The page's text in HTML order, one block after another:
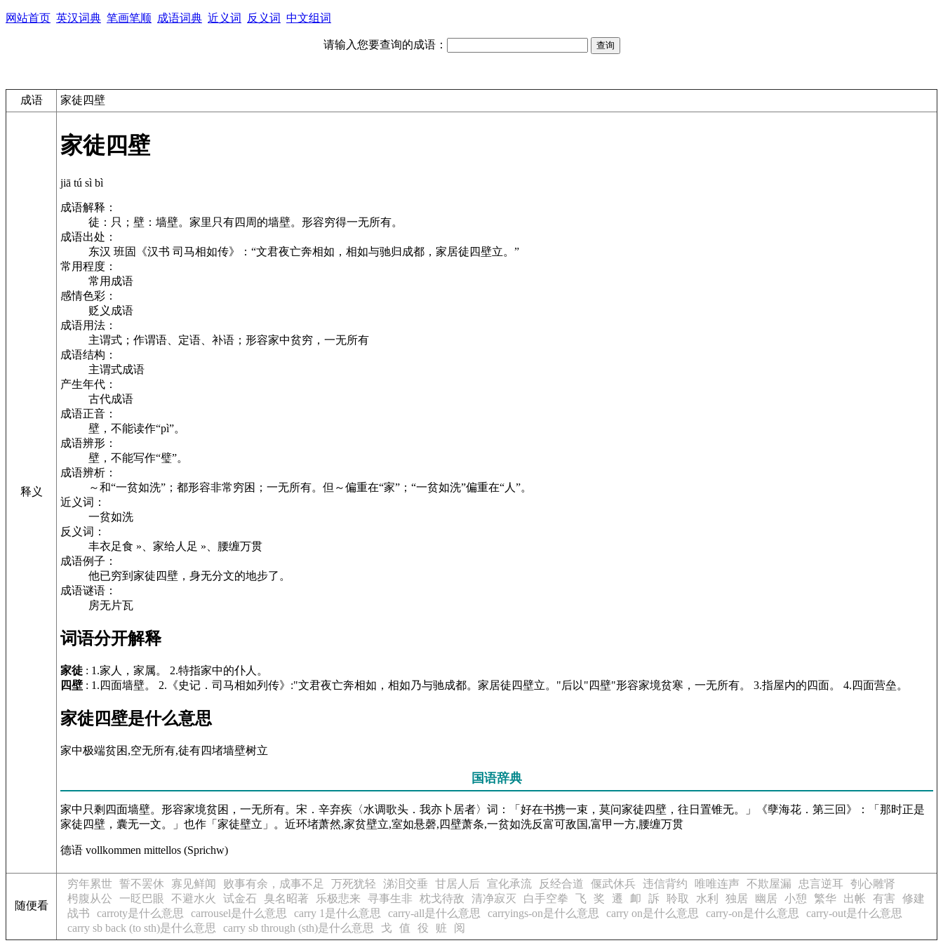
网站首页 英汉词典 笔画笔顺 成语词典 近义词 反义词 中文组词
请输入您要查询的成语：
成语 家徒四壁
释义
家徒四壁
jiā tú sì bì
成语解释：
徒：只；壁：墙壁。家里只有四周的墙壁。形容穷得一无所有。
成语出处：
东汉 班固《汉书 司马相如传》：“文君夜亡奔相如，相如与驰归成都，家居徒四壁立。”
常用程度：
常用成语
感情色彩：
贬义成语
成语用法：
主谓式；作谓语、定语、补语；形容家中贫穷，一无所有
成语结构：
主谓式成语
产生年代：
古代成语
成语正音：
壁，不能读作“pì”。
成语辨形：
壁，不能写作“璧”。
成语辨析：
～和“一贫如洗”；都形容非常穷困；一无所有。但～偏重在“家”；“一贫如洗”偏重在“人”。
近义词：
一贫如洗
反义词：
丰衣足食 »、家给人足 »、腰缠万贯
成语例子：
他已穷到家徒四壁，身无分文的地步了。
成语谜语：
房无片瓦
词语分开解释
家徒 : 1.家人，家属。 2.特指家中的仆人。
四壁 : 1.四面墙壁。 2.《史记．司马相如列传》:"文君夜亡奔相如，相如乃与驰成都。家居徒四壁立。"后以"四壁"形容家境贫寒，一无所有。 3.指屋内的四面。 4.四面营垒。
家徒四壁是什么意思
家中极端贫困,空无所有,徒有四堵墙壁树立
国语辞典
家中只剩四面墙壁。形容家境贫困，一无所有。宋．辛弃疾〈水调歌头．我亦卜居者〉词：「好在书携一束，莫问家徒四壁，往日置锥无。」《孽海花．第三回》：「那时正是
家徒四壁，囊无一文。」也作「家徒壁立」。近环堵萧然,家贫壁立,室如悬磬,四壁萧条,一贫如洗反富可敌国,富甲一方,腰缠万贯
德语 vollkommen mittellos (Sprichw)​
随便看
穷年累世 誓不罢休 寡见鲜闻 败事有余，成事不足 万死犹轻 涕泪交垂 甘居人后 宣化承流 反经合道 偃武休兵 违信背约 唯唯连声 不欺屋漏 忠言逆耳
刳心雕肾
枵腹从公
一眨巴眼 不避水火 试金石 臭名昭著 乐极悲来 寻事生非 枕戈待敌 清净寂灭 白手空拳 飞 奖 遷 卹 訴 聆取 水利 独居 幽居 小憩 繁华 出帐 有害
修建
战书
carroty是什么意思 carrousel是什么意思 carry 1是什么意思 carry-all是什么意思 carryings-on是什么意思 carry on是什么意思 carry-on是什么意思
carry-out是什么意思
carry sb back (to sth)是什么意思
carry sb through (sth)是什么意思 戈 值 役 赃 阅